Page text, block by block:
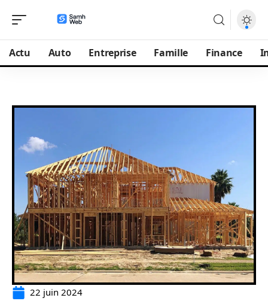
Actu Auto Entreprise Famille Finance
22 juin 2024